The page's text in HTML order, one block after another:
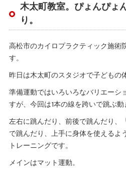
木太町教室。ぴょんぴょ
り。
高松市のカイロプラクティック施術
す。
昨日は木太町のスタジオで子どもの
準備運動ではいろいろなバリエーシ
すが、今回は1本の線を跨いで跳ぶ動
左右に跳んだり、前後で跳んだり、
で跳んだり、上手に身体を使えるよ
トレーニングです。
メインはマット運動。